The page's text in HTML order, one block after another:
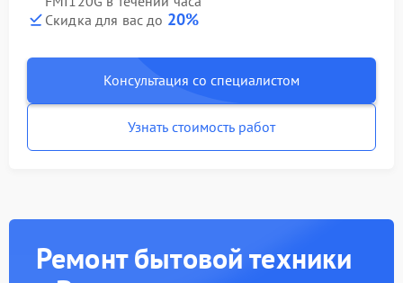
Скидка для вас до 20%
Консультация со специалистом
Узнать стоимость работ
Ремонт бытовой техники